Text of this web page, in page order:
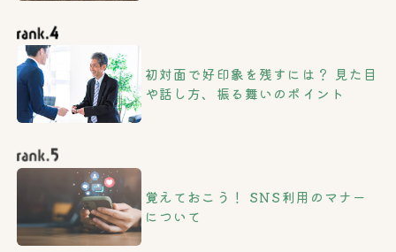
初対面で好印象を残すには？ 見た目
や話し方、振る舞いのポイント
覚えておこう！ SNS利用のマナー
について